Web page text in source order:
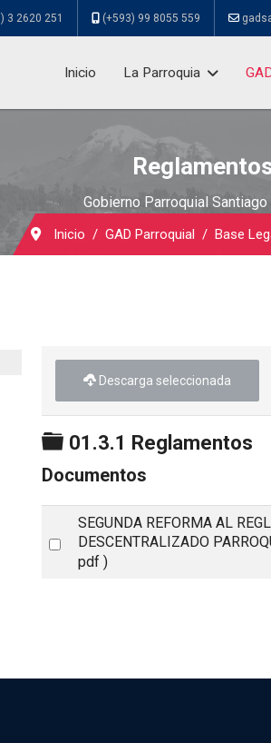
3 2620 251 (+593) 99 8055 559
Inicio La Parroquia
Gobierno Parroquial
Inicio GAD Parroquial Base
Descarga seleccionada
Carpeta
01.3.1 Reglamentos
Documentos
Select
SEGUNDA REFORMA AL
DESCENTRALIZADO
pdf )